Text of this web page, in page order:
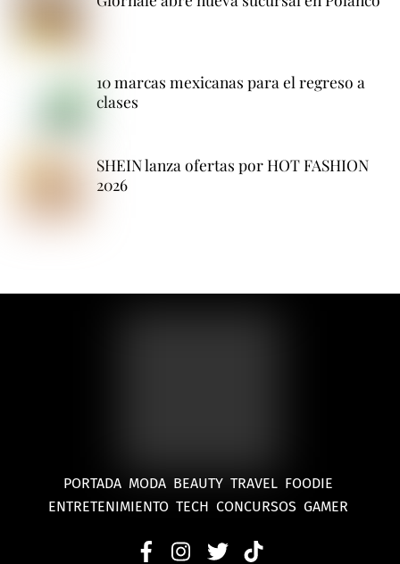
10 marcas mexicanas para el regreso a
clases
SHEIN lanza ofertas por HOT FASHION
2026
PORTADA MODA BEAUTY TRAVEL FOODIE
ENTRETENIMIENTO TECH CONCURSOS GAMER